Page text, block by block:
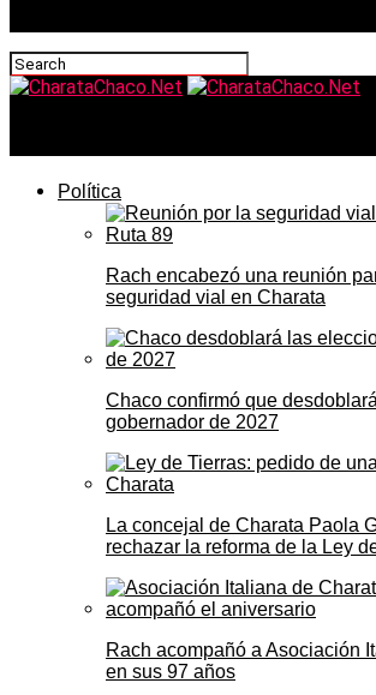
Política
Rach encabezó una reunión
seguridad vial en Charata
Chaco confirmó que
gobernador de 2027
La concejal de Charata Paola
rechazar la reforma de la Ley
Rach acompañó a Asociación
en sus 97 años